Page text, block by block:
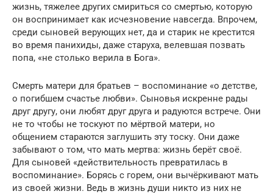
жизнь, тяжелее других смириться со смертью, которую
он воспринимает как исчезновение навсегда. Впрочем,
среди сыновей верующих нет, да и старик не крестится
во время панихиды, даже старуха, велевшая позвать
попа, «не столько верила в Бога».
Смерть матери для братьев – воспоминание «о детстве,
о погибшем счастье любви». Сыновья искренне рады
друг другу, они любят друг друга и радуются встрече. Они
не то чтобы не тоскуют по мёртвой матери, но
общением стараются заглушить эту тоску. Они даже
забывают о том, что мать мертва: жизнь берёт своё.
Для сыновей «действительность превратилась в
воспоминание». Борясь с горем, они вычёркивают мать
из своей жизни. Ведь в жизнь души никто из них не